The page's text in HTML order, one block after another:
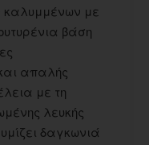
καλυμμένων με
βάση
απαλής
με τη
λευκής
δαγκωνιά